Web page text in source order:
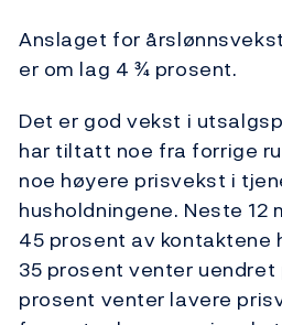
Anslaget for
er om lag 4 ¾ prosent.
Det er god vekst i
har tiltatt noe fra forrige
noe høyere prisvekst i
husholdningene. Neste
45 prosent av kontaktene
35 prosent venter
prosent venter lavere